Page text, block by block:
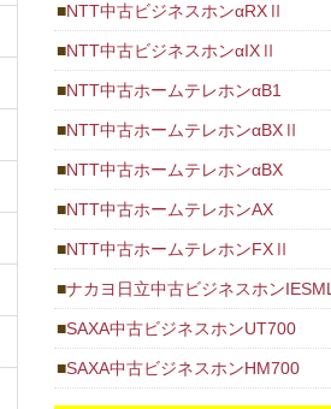
NTT中古ビジネスホンαRXⅡ
NTT中古ビジネスホンαIXⅡ
NTT中古ホームテレホンαB1
NTT中古ホームテレホンαBXⅡ
NTT中古ホームテレホンαBX
NTT中古ホームテレホンAX
NTT中古ホームテレホンFXⅡ
ナカヨ日立中古ビジネスホンIESML
SAXA中古ビジネスホンUT700
SAXA中古ビジネスホンHM700